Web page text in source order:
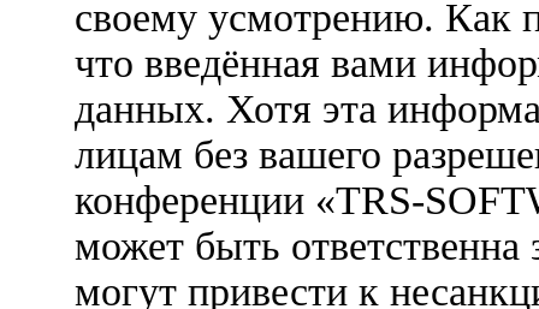
своему усмотрению. Как
что введённая вами
данных. Хотя эта
лицам без вашего
конференции «TRS-
может быть ответственна
могут привести к